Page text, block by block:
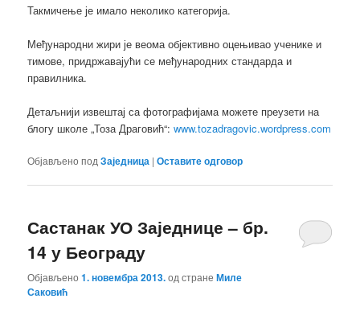
Такмичење је имало неколико категорија.
Међународни жири је веома објективно оцењивао ученике и
тимове, придржавајући се међународних стандарда и
правилника.
Детаљнији извештај са фотографијама можете преузети на
блогу школе „Тоза Драговић“:www.tozadragovic.wordpress.com
Објављено под Заједница |Оставите одговор
Састанак УО Заједнице – бр.
14 у Београду
Објављено1. новембра 2013.од странеМиле
Саковић